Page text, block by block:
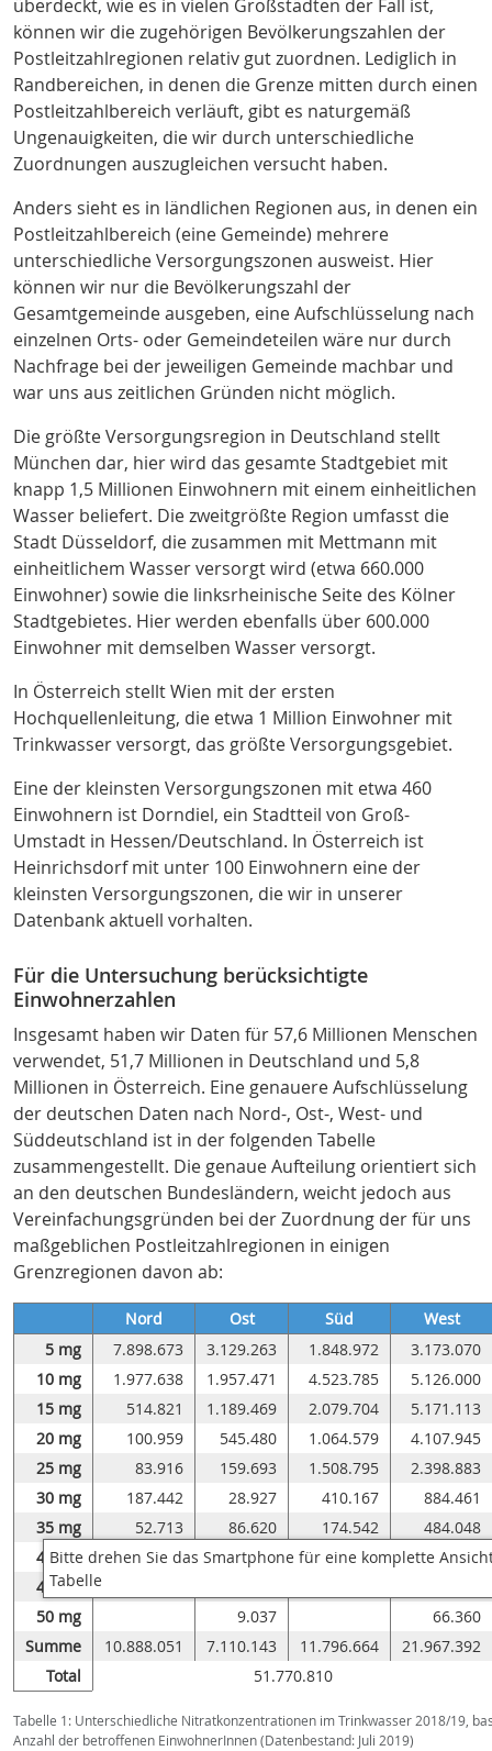
überdeckt, wie es in vielen Großstädten der Fall ist,
können wir die zugehörigen Bevölkerungszahlen der
Postleitzahlregionen relativ gut zuordnen. Lediglich in
Randbereichen, in denen die Grenze mitten durch einen
Postleitzahlbereich verläuft, gibt es naturgemäß
Ungenauigkeiten, die wir durch unterschiedliche
Zuordnungen auszugleichen versucht haben.
Anders sieht es in ländlichen Regionen aus, in denen ein
Postleitzahlbereich (eine Gemeinde) mehrere
unterschiedliche Versorgungszonen ausweist. Hier
können wir nur die Bevölkerungszahl der
Gesamtgemeinde ausgeben, eine Aufschlüsselung nach
einzelnen Orts- oder Gemeindeteilen wäre nur durch
Nachfrage bei der jeweiligen Gemeinde machbar und
war uns aus zeitlichen Gründen nicht möglich.
Die größte Versorgungsregion in Deutschland stellt
München dar, hier wird das gesamte Stadtgebiet mit
knapp 1,5 Millionen Einwohnern mit einem einheitlichen
Wasser beliefert. Die zweitgrößte Region umfasst die
Stadt Düsseldorf, die zusammen mit Mettmann mit
einheitlichem Wasser versorgt wird (etwa 660.000
Einwohner) sowie die linksrheinische Seite des Kölner
Stadtgebietes. Hier werden ebenfalls über 600.000
Einwohner mit demselben Wasser versorgt.
In Österreich stellt Wien mit der ersten
Hochquellenleitung, die etwa 1 Million Einwohner mit
Trinkwasser versorgt, das größte Versorgungsgebiet.
Eine der kleinsten Versorgungszonen mit etwa 460
Einwohnern ist Dorndiel, ein Stadtteil von Groß-
Umstadt in Hessen/Deutschland. In Österreich ist
Heinrichsdorf mit unter 100 Einwohnern eine der
kleinsten Versorgungszonen, die wir in unserer
Datenbank aktuell vorhalten.
Für die Untersuchung berücksichtigte
Einwohnerzahlen
Insgesamt haben wir Daten für 57,6 Millionen Menschen
verwendet, 51,7 Millionen in Deutschland und 5,8
Millionen in Österreich. Eine genauere Aufschlüsselung
der deutschen Daten nach Nord-, Ost-, West- und
Süddeutschland ist in der folgenden Tabelle
zusammengestellt. Die genaue Aufteilung orientiert sich
an den deutschen Bundesländern, weicht jedoch aus
Vereinfachungsgründen bei der Zuordnung der für uns
maßgeblichen Postleitzahlregionen in einigen
Grenzregionen davon ab:
Tabelle 1: Unterschiedliche Nitratkonzentrationen im Trinkwasser 2018/19,
Anzahl der betroffenen EinwohnerInnen (Datenbestand: Juli 2019)
Nord Ost Süd
West
5 mg
7.898.673 3.129.263 1.848.972
3.173.070
10 mg
1.977.638 1.957.471 4.523.785
5.126.000
15 mg
514.821 1.189.469 2.079.704
5.171.113
20 mg
100.959 545.480 1.064.579
4.107.945
25 mg
83.916 159.693 1.508.795
2.398.883
30 mg
187.442 28.927 410.167
884.461
35 mg
52.713 86.620 174.542
484.048
40 mg
21.804 4.183 151.223
270.439
45 mg
50 mg
9.037
66.360
Summe
10.888.051 7.110.143 11.796.664
21.967.392
Total
51.770.810